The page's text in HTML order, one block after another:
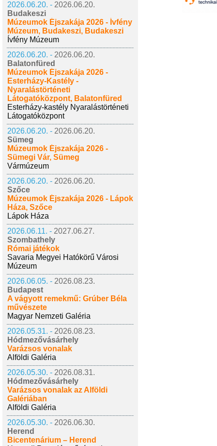
2026.06.20. - 2026.06.20.
Budakeszi
Múzeumok Éjszakája 2026 - Ívfény
Múzeum, Budakeszi, Budakeszi
Ívfény Múzeum
2026.06.20. - 2026.06.20.
Balatonfüred
Múzeumok Éjszakája 2026 -
Esterházy-Kastély -
Nyaralástörténeti
Látogatóközpont, Balatonfüred
Esterházy-kastély Nyaralástörténeti
Látogatóközpont
2026.06.20. - 2026.06.20.
Sümeg
Múzeumok Éjszakája 2026 -
Sümegi Vár, Sümeg
Vármúzeum
2026.06.20. - 2026.06.20.
Szőce
Múzeumok Éjszakája 2026 - Lápok
Háza, Szőce
Lápok Háza
2026.06.11. - 2027.06.27.
Szombathely
Római játékok
Savaria Megyei Hatókörű Városi
Múzeum
2026.06.05. - 2026.08.23.
Budapest
A vágyott remekmű: Grúber Béla
művészete
Magyar Nemzeti Galéria
2026.05.31. - 2026.08.23.
Hódmezővásárhely
Varázsos vonalak
Alföldi Galéria
2026.05.30. - 2026.08.31.
Hódmezővásárhely
Varázsos vonalak az Alföldi
Galériában
Alföldi Galéria
2026.05.30. - 2026.06.30.
Herend
Bicentenárium – Herend